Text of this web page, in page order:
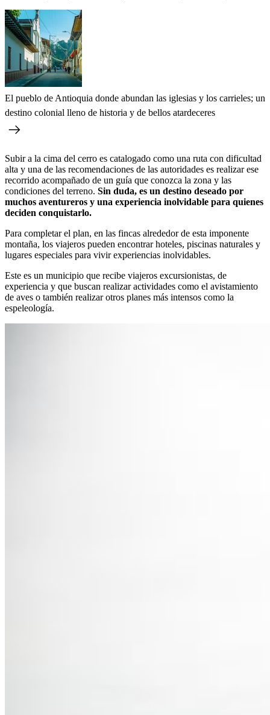
El pueblo de Antioquia donde abundan las iglesias y los carrieles; un
destino colonial lleno de historia y de bellos atardeceres
Subir a la cima del cerro es catalogado como una ruta con dificultad
alta y una de las recomendaciones de las autoridades es realizar ese
recorrido acompañado de un guía que conozca la zona y las
condiciones del terreno. Sin duda, es un destino deseado por
muchos aventureros y una experiencia inolvidable para quienes
deciden conquistarlo.
Para completar el plan, en las fincas alrededor de esta imponente
montaña, los viajeros pueden encontrar hoteles, piscinas naturales y
lugares especiales para vivir experiencias inolvidables.
Este es un municipio que recibe viajeros excursionistas, de
experiencia y que buscan realizar actividades como el avistamiento
de aves o también realizar otros planes más intensos como la
espeleología.